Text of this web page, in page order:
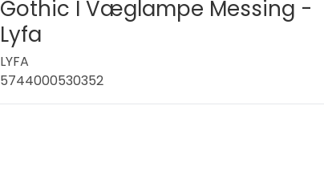
Gothic I Væglampe Messing -
Lyfa
LYFA
5744000530352